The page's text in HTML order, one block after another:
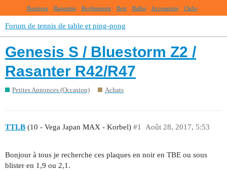
Boutique Raquettes Revêtements Bois Balles Accessoires Clubs
Forum de tennis de table et ping-pong
Genesis S / Bluestorm Z2 /
Rasanter R42/R47
Petites Annonces (Occasion) Achats
TTLB (10 - Vega Japan MAX - Korbel) Août 28, 2017, 5:53
#1
Bonjour à tous je recherche ces plaques en noir en TBE ou sous
blister en 1,9 ou 2,1.